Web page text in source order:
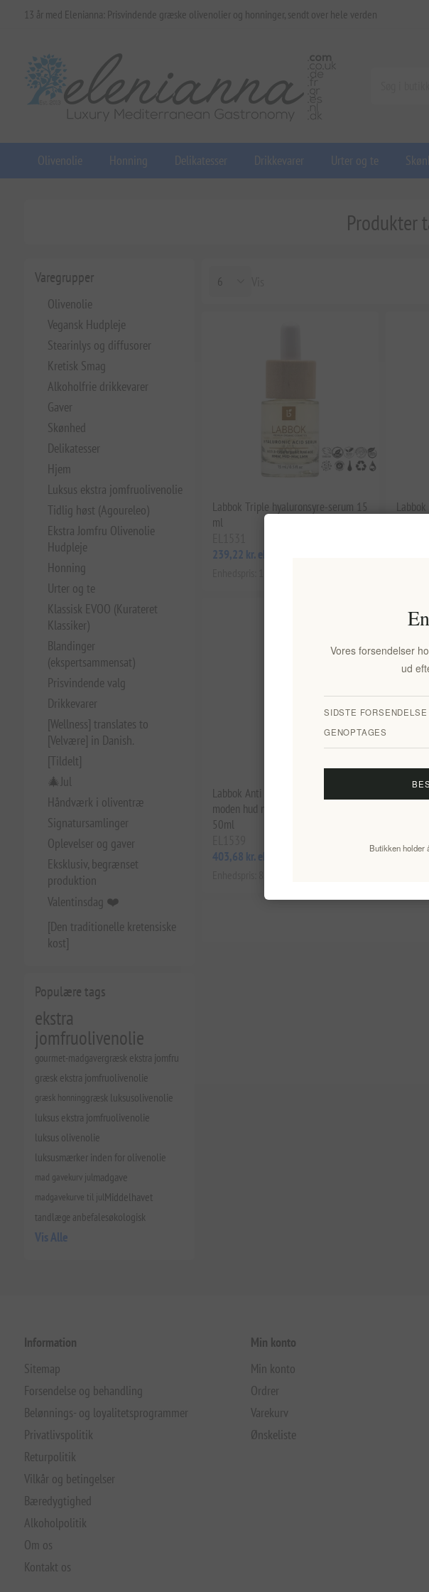
13 år med Elenianna: Prisvindende græske olivenolier og honninger, sendt over hele verden
Olivenolie Honning Delikatesser Drikkevarer Urter og te
Varegrupper
Olivenolie
Vegansk Hudpleje
Stearinlys og diffusorer
Kretisk Smag
Alkoholfrie drikkevarer
Gaver
Skønhed
Delikatesser
Hjem
Luksus ekstra jomfruolivenolie
Tidlig høst (Agoureleo)
Ekstra Jomfru Olivenolie
Hudpleje
Honning
Urter og te
Klassisk EVOO (Kurateret
Klassiker)
Blandinger
(ekspertsammensat)
Prisvindende valg
Drikkevarer
[Wellness] translates to
[Velvære] in Danish.
[Tildelt]
🎄Jul
Håndværk i oliventræ
Signatursamlinger
Oplevelser og gaver
Eksklusiv, begrænset
produktion
Valentinsdag ❤️
[Den traditionelle kretensiske
kost]
Populære tags
ekstra
jomfruolivenolie
gourmet-madgavergræsk ekstra jomfru
græsk ekstra jomfruolivenolie
græsk honninggræsk luksusolivenolie
luksus ekstra jomfruolivenolie
luksus olivenolie
luksusmærker inden for olivenolie
mad gavekurv julmadgave
madgavekurve til julMiddelhavet
tandlæge anbefalesøkologisk
Vis Alle
Produkter
Labbok Triple hyaluronsyre-serum 15
ml
239,22 kr. eks. moms
Labbok Anti Aging Day Cream til
moden hud med geranium og montea
50ml
403,68 kr. eks. moms 164,76
Information
Sitemap
Forsendelse og behandling
Belønnings- og loyalitetsprogrammer
Privatlivspolitik
Returpolitik
Vilkår og betingelser
Bæredygtighed
Alkoholpolitik
Om os
Kontakt os
Min konto
Min konto
Ordrer
Varekurv
Ønskeliste
Vores forsendelser
ud
SIDSTE FORSENDELSE
GENOPTAGES
Butikken holder